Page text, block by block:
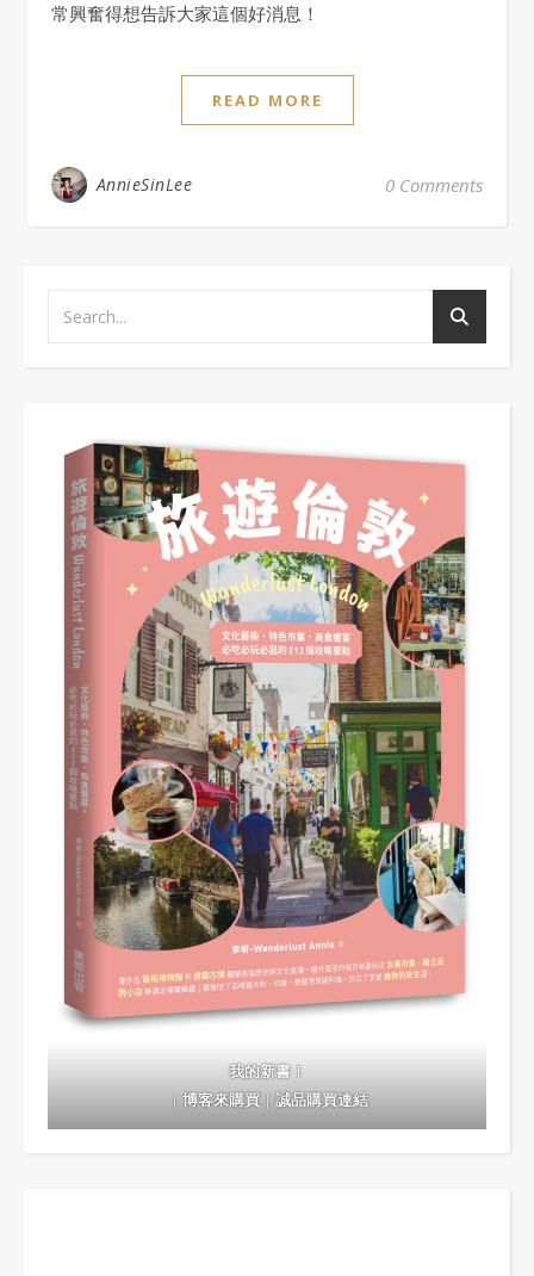
常興奮得想告訴大家這個好消息！
READ MORE
AnnieSinLee 0 Comments
我的新書！
｜博客來購買｜誠品購買連結